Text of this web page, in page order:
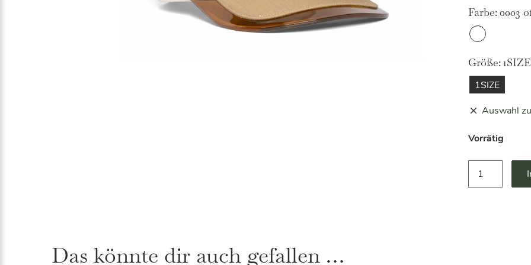
Farbe:0003
0003
Größe:1SIZE
1SIZE
Auswahl
Vorrätig
mit
Das könnte dir auch gefallen …